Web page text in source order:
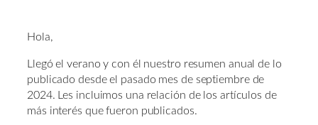
Hola,
Llegó el verano y con él nuestro resumen anual de lo
publicado desde el pasado mes de septiembre de
2024. Les incluimos una relación de los artículos de
más interés que fueron publicados.